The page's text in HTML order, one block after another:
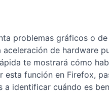
problemas gráficos o
aceleración de hardware
te mostrará cómo
esta función en Firefox,
a identificar cuándo es